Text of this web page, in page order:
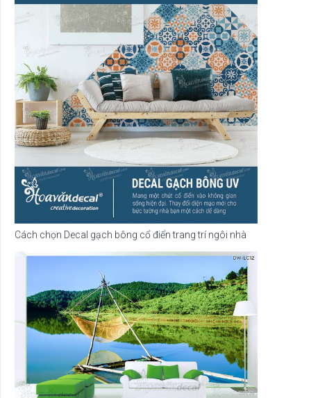
Cách chọn Decal gạch bông cổ điển trang trí ngôi nhà